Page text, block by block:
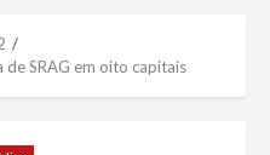
SRAG em oito capitais